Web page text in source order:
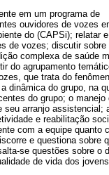
em um programa de
ouvidores de vozes
do (CAPSi); relatar e
de vozes; discutir sobre
complexa de saúde
do agrupamento
que trata do
dinâmica do grupo, na
do grupo; o manejo
arranjo assistencial;
e reabilitação
com a equipe quanto
e questiona sobre
se questões sobre o
de vida dos